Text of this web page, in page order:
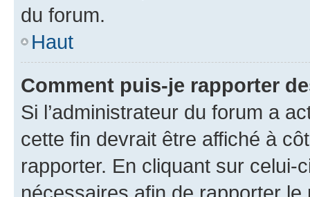
du forum.
Haut
Comment puis-je rapporter
Si l’administrateur du forum a
cette fin devrait être affiché à
rapporter. En cliquant sur
nécessaires afin de rapporter le